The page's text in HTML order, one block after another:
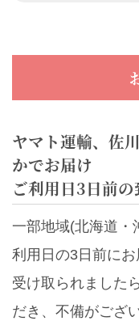
ヤマト運輸、佐
かでお届け
ご利用日3日前
一部地域(北海道・
利用日の3日前にお
受け取られました
だき、不備がござ